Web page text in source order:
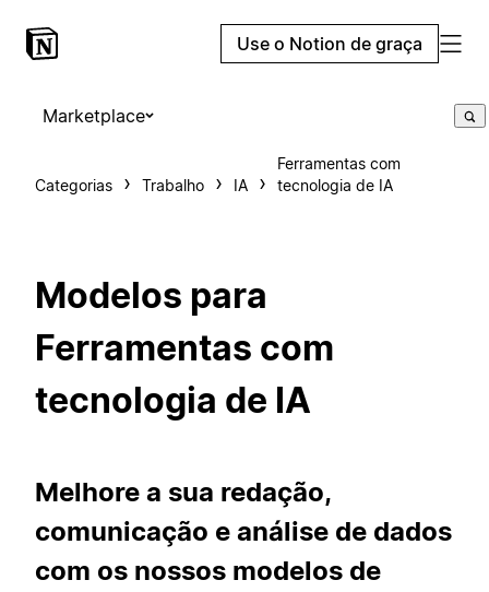
Use o Notion de graça
Marketplace
Categorias Trabalho IA
Ferramentas com
tecnologia de IA
Modelos para
Ferramentas com
tecnologia de IA
Melhore a sua redação,
comunicação e análise de dados
com os nossos modelos de